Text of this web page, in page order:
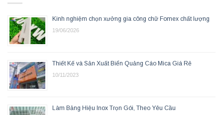
Kinh nghiệm chọn xưởng gia công chữ Fomex chất lượng
19/06/2026
Thiết Kế và Sản Xuất Biển Quảng Cáo Mica Giá Rẻ
10/11/2023
Làm Bảng Hiệu Inox Trọn Gói, Theo Yêu Cầu